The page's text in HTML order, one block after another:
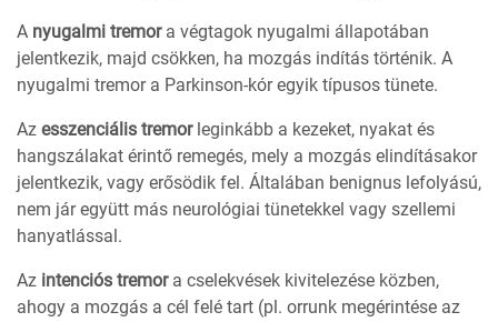
A nyugalmi tremora végtagok nyugalmi állapotában
jelentkezik, majd csökken, ha mozgás indítás történik. A
nyugalmi tremor a Parkinson-kór egyik típusos tünete.
Az esszenciális tremor leginkább a kezeket, nyakat és
hangszálakat érintő remegés, mely a mozgás elindításakor
jelentkezik, vagy erősödik fel. Általában benignus lefolyású,
nem jár együtt más neurológiai tünetekkel vagy szellemi
hanyatlással.
Az intenciós tremor a cselekvések kivitelezése közben,
ahogy a mozgás a cél felé tart (pl. orrunk megérintése az